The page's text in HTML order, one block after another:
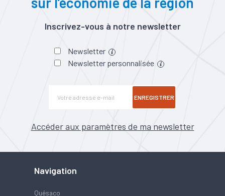
Inscrivez-vous à notre newsletter
Newsletter
Newsletter personnalisée
ENREGISTRER
Accéder aux paramètres de ma newsletter
Navigation
Quésaco